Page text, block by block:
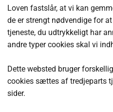
Loven fastslår, at vi kan
de er strengt nødvendige for
tjeneste, du udtrykkeligt har
andre typer cookies skal vi
Dette websted bruger
cookies sættes af tredjeparts
sider.